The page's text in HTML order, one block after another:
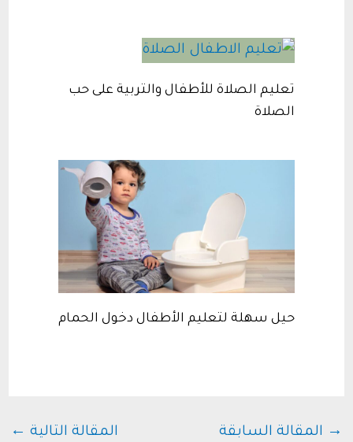
تعليم الصلاة للأطفال والتربية على حب
الصلاة
حيل سهلة لتعليم الأطفال دخول الحمام
→ المقالة السابقة المقالة التالية ←